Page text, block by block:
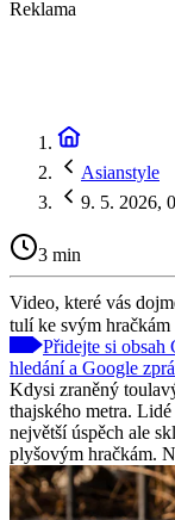
Reklama
Asianstyle
9. 5. 2026,
3 min
Video, které vás
tulí ke svým hračkám
Přidejte si
hledání a Google
Kdysi zraněný
thajského metra.
největší úspěch ale
plyšovým hračkám.